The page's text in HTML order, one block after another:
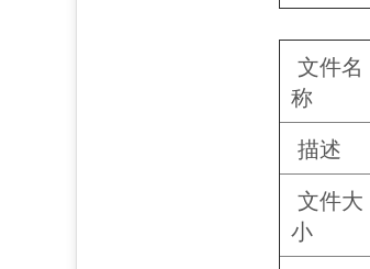
文件名
称
描述
文件大
小